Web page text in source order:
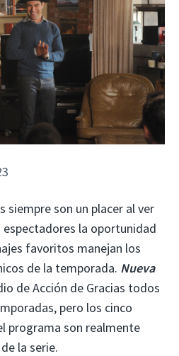
siempre son un placer al ver
la oportunidad
favoritos manejan los
de la temporada. Nueva
de Acción de Gracias todos
pero los cinco
programa son realmente
la serie.